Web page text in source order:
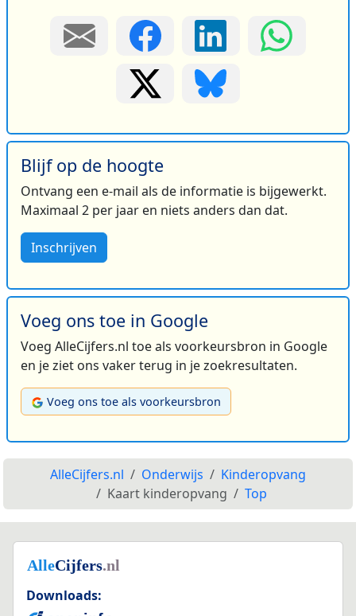
Blijf op de hoogte
Ontvang een e-mail als de informatie is bijgewerkt.
Maximaal 2 per jaar en niets anders dan dat.
Inschrijven
Voeg ons toe in Google
Voeg AlleCijfers.nl toe als voorkeursbron in Google
en je ziet ons vaker terug in je zoekresultaten.
Voeg ons toe als voorkeursbron
AlleCijfers.nl Onderwijs
Kinderopvang
Kaart kinderopvang
Top
Downloads: